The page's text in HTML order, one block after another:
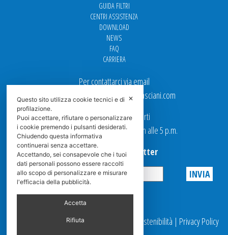
GUIDA FILTRI
CENTRI ASSISTENZA
DOWNLOAD
NEWS
FAQ
CARRIERA
Per contattarci via email
Ufficio Vendite: italy.sales@spasciani.com
I nostri uffici sono aperti
dal Lunedi al Venerdi dalle 9 a.m alle 5 p.m.
Iscriviti alla Newsletter
Privacy
© 2025 Spasciani |Codice Etico Report Sostenibilità | Privacy Policy
✕
Questo sito utilizza cookie tecnici e di
profilazione.
Puoi accettare, rifiutare o personalizzare
i cookie premendo i pulsanti desiderati.
Chiudendo questa informativa
continuerai senza accettare.
Accettando, sei consapevole che i tuoi
dati personali possono essere raccolti
allo scopo di personalizzare e misurare
l'efficacia della pubblicità.
Accetta
Rifiuta